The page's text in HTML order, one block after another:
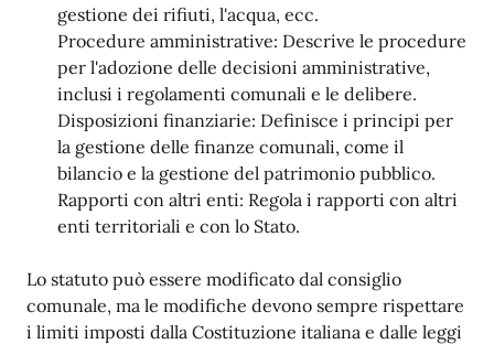
gestione dei rifiuti, l'acqua, ecc.
Procedure amministrative: Descrive le procedure
per l'adozione delle decisioni amministrative,
inclusi i regolamenti comunali e le delibere.
Disposizioni finanziarie: Definisce i principi per
la gestione delle finanze comunali, come il
bilancio e la gestione del patrimonio pubblico.
Rapporti con altri enti: Regola i rapporti con altri
enti territoriali e con lo Stato.
Lo statuto può essere modificato dal consiglio
comunale, ma le modifiche devono sempre rispettare
i limiti imposti dalla Costituzione italiana e dalle leggi